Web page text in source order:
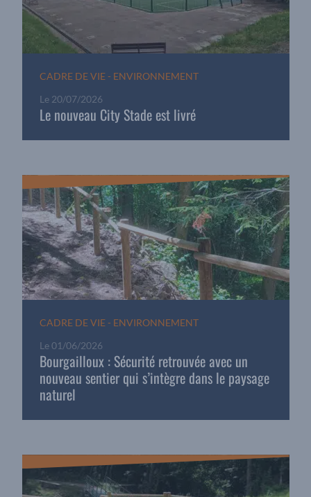
CADRE DE VIE - ENVIRONNEMENT
Le 20/07/2026
Le nouveau City Stade est livré
CADRE DE VIE - ENVIRONNEMENT
Le01/06/2026
Bourgailloux : Sécurité retrouvée avec un
nouveau sentier qui s’intègre dans le paysage
naturel